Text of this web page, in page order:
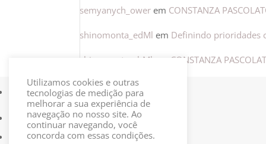
semyanych_ower em CONSTANZA
shinomonta_edMl em Definindo prioridades
shinomonta_sbMl
CONSTANZA
Utilizamos cookies e outras
tecnologias de medição para
melhorar a sua experiência de
navegação no nosso site. Ao
continuar navegando, você
concorda com essas condições.